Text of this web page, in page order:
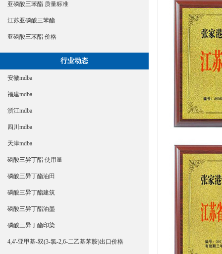
亚磷酸三苯酯 质量标准
江苏亚磷酸三苯酯
亚磷酸三苯酯 价格
行业动态
安徽mdba
福建mdba
浙江mdba
四川mdba
天津mdba
磷酸三异丁酯 使用量
磷酸三异丁酯油田
磷酸三异丁酯建筑
磷酸三异丁酯油墨
磷酸三异丁酯印染
4,4'-亚甲基-双(3-氯-2,6-二乙基苯胺)出口价格